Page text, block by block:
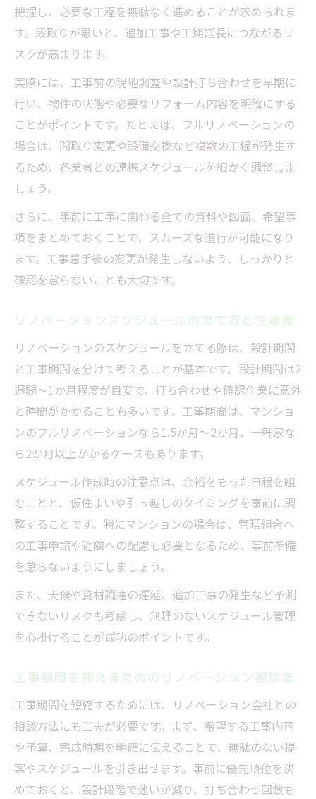
把握し、必要な工程を無駄なく進めることが求められま
す。段取りが悪いと、追加工事や工期延長につながるリ
スクが高まります。
実際には、工事前の現地調査や設計打ち合わせを早期に
行い、物件の状態や必要なリフォーム内容を明確にする
ことがポイントです。たとえば、フルリノベーションの
場合は、間取り変更や設備交換など複数の工程が発生す
るため、各業者との連携スケジュールを細かく調整しま
しょう。
さらに、事前に工事に関わる全ての資料や図面、希望事
項をまとめておくことで、スムーズな進行が可能になり
ます。工事着手後の変更が発生しないよう、しっかりと
確認を怠らないことも大切です。
リノベーションスケジュールの立て方と注意点
リノベーションのスケジュールを立てる際は、設計期間
と工事期間を分けて考えることが基本です。設計期間は2
週間～1か月程度が目安で、打ち合わせや確認作業に意外
と時間がかかることも多いです。工事期間は、マンショ
ンのフルリノベーションなら1.5か月～2か月、一軒家な
ら2か月以上かかるケースもあります。
スケジュール作成時の注意点は、余裕をもった日程を組
むことと、仮住まいや引っ越しのタイミングを事前に調
整することです。特にマンションの場合は、管理組合へ
の工事申請や近隣への配慮も必要となるため、事前準備
を怠らないようにしましょう。
また、天候や資材調達の遅延、追加工事の発生など予測
できないリスクも考慮し、無理のないスケジュール管理
を心掛けることが成功のポイントです。
工事期間を抑えるためのリノベーション相談法
工事期間を短縮するためには、リノベーション会社との
相談方法にも工夫が必要です。まず、希望する工事内容
や予算、完成時期を明確に伝えることで、無駄のない提
案やスケジュールを引き出せます。事前に優先順位を決
めておくと、設計段階で迷いが減り、打ち合わせ回数も